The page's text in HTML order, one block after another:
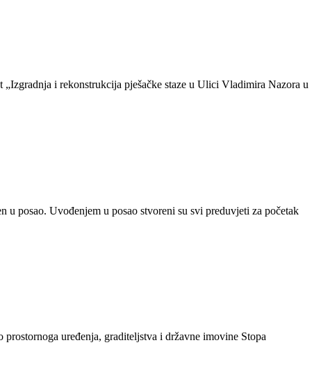
i rekonstrukcija pješačke staze u Ulici Vladimira Nazora u
posao. Uvođenjem u posao stvoreni su svi preduvjeti za početak
uređenja, graditeljstva i državne imovine Stopa